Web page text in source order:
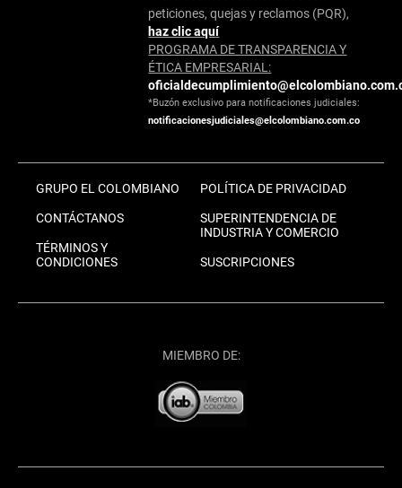
peticiones, quejas y reclamos (PQR),
haz clic aquí
PROGRAMA DE TRANSPARENCIA Y
ÉTICA EMPRESARIAL:
*Buzón exclusivo para notificaciones judiciales:
notificacionesjudiciales@elcolombiano.com.co
GRUPO EL COLOMBIANO
CONTÁCTANOS
TÉRMINOS Y
CONDICIONES
POLÍTICA DE PRIVACIDAD
SUPERINTENDENCIA DE
INDUSTRIA Y COMERCIO
SUSCRIPCIONES
MIEMBRO DE: